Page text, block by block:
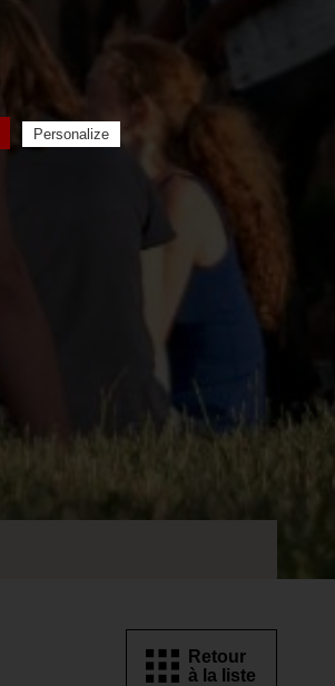
Retour
à la liste
Personalize